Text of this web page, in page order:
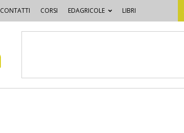
CONTATTI CORSI EDAGRICOLE LIBRI